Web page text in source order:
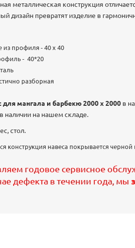
металлическая конструкция
дизайн превратят изделие в
из профиля - 40 х 40
- 40*20
разборная
для мангала и барбекю 2000 х 2000 в
наличии на нашем складе.
стол.
конструкция навеса покрывается
годовое сервисное
дефекта в течении года, мы